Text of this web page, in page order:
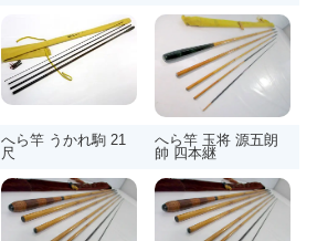
へら竿 うかれ駒 21
尺
へら竿 玉将 源五朗
帥 四本継